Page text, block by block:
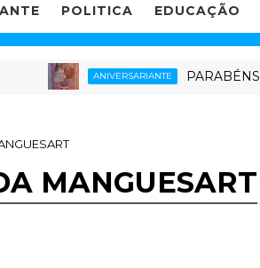
POLITICA EDUCAÇÃO
ANIVERSARIANTE PARABÉNS RUTH 6.0
MANGUESART